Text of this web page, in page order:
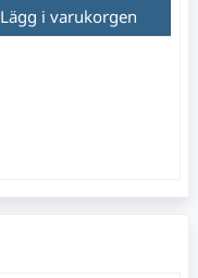
Lägg i varukorgen